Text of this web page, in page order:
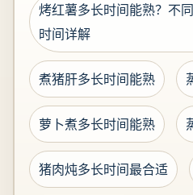
烤红薯多长时间能熟？不
时间详解
煮猪肝多长时间能熟
萝卜煮多长时间能熟
猪肉炖多长时间最合适